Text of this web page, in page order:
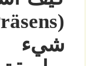
(
شيء